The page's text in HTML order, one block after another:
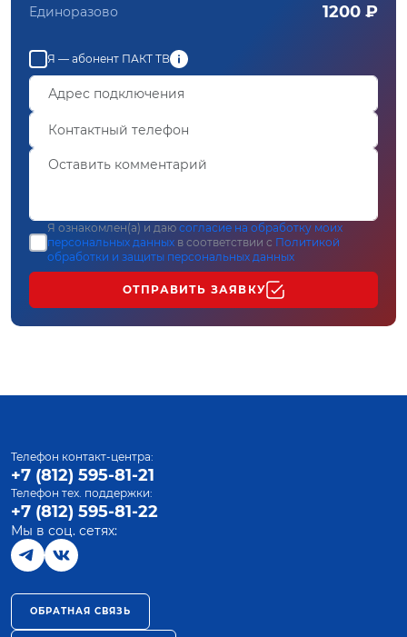
Единоразово 1200 ₽
Я — абонент ПАКТ ТВ
Я ознакомлен(а) и даю согласие на обработку моих
персональных данных в соответствии с Политикой
обработки и защиты персональных данных
ОТПРАВИТЬ ЗАЯВКУ
Телефон контакт-центра:
+7 (812) 595-81-21
Телефон тех. поддержки:
+7 (812) 595-81-22
Мы в соц. сетях:
ОБРАТНАЯ СВЯЗЬ